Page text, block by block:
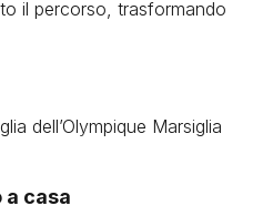
il percorso, trasformando
casa